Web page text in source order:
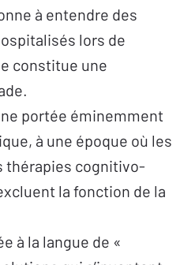
à entendre des
lors de
constitue une
portée éminemment
à une époque où les
thérapies cognitivo-
la fonction de la
à la langue de «